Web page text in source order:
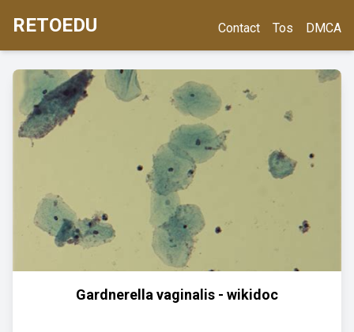
RETOEDU Contact Tos DMCA
Gardnerella vaginalis - wikidoc